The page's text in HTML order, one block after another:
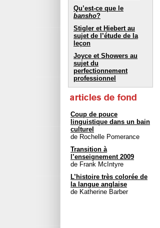
Qu’est-ce que le
bansho?
Stigler et Hiebert au
sujet de l’étude de la
leçon
Joyce et Showers au
sujet du
perfectionnement
professionnel
Coup de pouce
linguistique dans un bain
culturel
de Rochelle Pomerance
Transition à
l’enseignement 2009
de Frank McIntyre
L’histoire très colorée de
la langue anglaise
de Katherine Barber